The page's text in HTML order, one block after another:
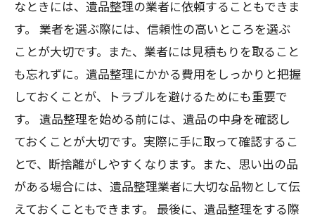
なときには、遺品整理の業者に依頼することもできま
す。 業者を選ぶ際には、信頼性の高いところを選ぶ
ことが大切です。また、業者には見積もりを取ること
も忘れずに。遺品整理にかかる費用をしっかりと把握
しておくことが、トラブルを避けるためにも重要で
す。 遺品整理を始める前には、遺品の中身を確認し
ておくことが大切です。実際に手に取って確認するこ
とで、断捨離がしやすくなります。また、思い出の品
がある場合には、遺品整理業者に大切な品物として伝
えておくこともできます。 最後に、遺品整理をする際